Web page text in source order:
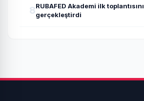
8RUBAFED Akademi ilk toplantısını
gerçekleştirdi